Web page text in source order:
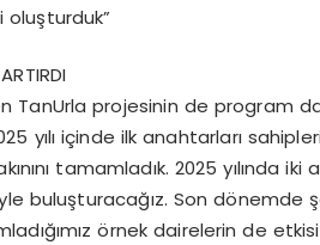
TanUrla projesinin de
yılı içinde ilk anahtarları
tamamladık. 2025 yılında
buluşturacağız. Son dönemde
örnek dairelerin de